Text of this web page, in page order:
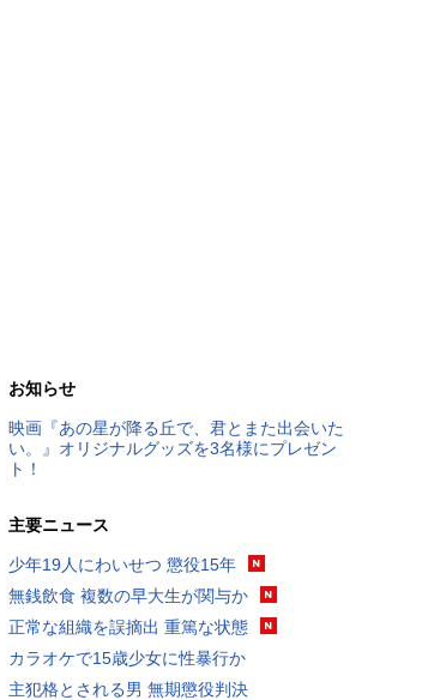
お知らせ
映画『あの星が降る丘で、君とまた出会いた
い。』オリジナルグッズを3名様にプレゼン
ト！
主要ニュース
少年19人にわいせつ 懲役15年
無銭飲食 複数の早大生が関与か
正常な組織を誤摘出 重篤な状態
カラオケで15歳少女に性暴行か
主犯格とされる男 無期懲役判決